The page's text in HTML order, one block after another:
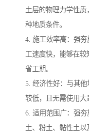
土层的物理力学性
种地质条件。
4. 施工效率高：强
工速度快，能够在
省工期。
5. 经济性好：与其
较低，且无需使用大
6. 适用范围广：强
土、粉土、黏性土